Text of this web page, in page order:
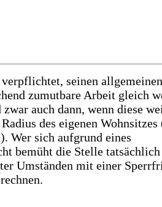
seinen allgemeinen
zumutbare Arbeit gleich
auch dann, wenn diese
des eigenen
Wer sich aufgrund eines
bemüht die Stelle
Umständen mit einer